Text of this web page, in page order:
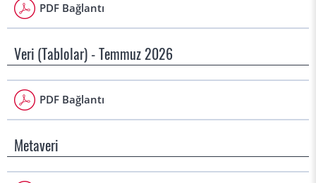
PDF Bağlantı
Veri (Tablolar) - Temmuz 2026
PDF Bağlantı
Metaveri